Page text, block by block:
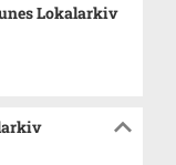
Lokalarkiv